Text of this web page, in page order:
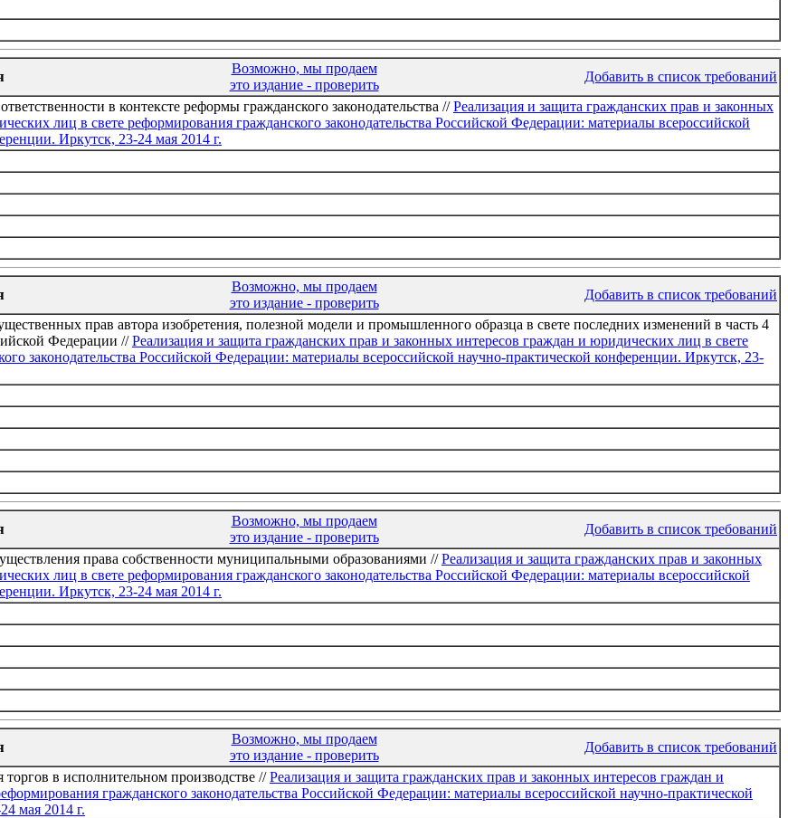
Возможно, мы продаем
это издание - проверить
Добавить в список требований
в контексте реформы гражданского законодательства //Реализация и защита гражданских прав и законных
лиц в свете реформирования гражданского законодательства Российской Федерации: материалы всероссийской
Иркутск, 23-24 мая 2014 г.
Возможно, мы продаем
это издание - проверить
Добавить в список требований
прав автора изобретения, полезной модели и промышленного образца в свете последних изменений в часть 4
Федерации //Реализация и защита гражданских прав и законных интересов граждан и юридических лиц в свете
законодательства Российской Федерации: материалы всероссийской научно-практической конференции. Иркутск, 23-
Возможно, мы продаем
это издание - проверить
Добавить в список требований
права собственности муниципальными образованиями //Реализация и защита гражданских прав и законных
лиц в свете реформирования гражданского законодательства Российской Федерации: материалы всероссийской
Иркутск, 23-24 мая 2014 г.
Возможно, мы продаем
это издание - проверить
Добавить в список требований
в исполнительном производстве //Реализация и защита гражданских прав и законных интересов граждан и
гражданского законодательства Российской Федерации: материалы всероссийской научно-практической
мая 2014 г.